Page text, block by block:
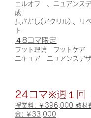
ェルオフ 、ニュアンス
成
長さだし(アクリル) 、リ
ト
４8コマ限定
フット理論 フットケア
ニキュア ニュアンスデ
24コマ※週１回
授業料: ￥396,000 教
金 : ￥33,000